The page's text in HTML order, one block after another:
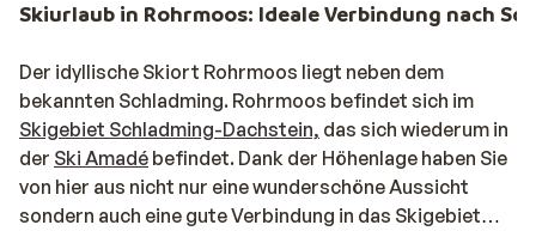
Skiurlaub in Rohrmoos: Ideale Verbindung nach
Der idyllische Skiort Rohrmoos liegt neben dem
bekannten Schladming. Rohrmoos befindet sich im
Skigebiet Schladming-Dachstein, das sich wiederum in
der Ski Amadé befindet. Dank der Höhenlage haben Sie
von hier aus nicht nur eine wunderschöne Aussicht
sondern auch eine gute Verbindung in das Skigebiet